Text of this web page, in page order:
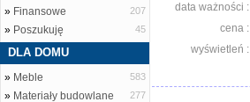
» Finansowe 207
» Poszukuję 45
DLA DOMU
» Meble 583
» Materiały budowlane 277
data ważności :
cena :
wyświetleń :